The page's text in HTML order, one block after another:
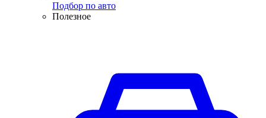
Подбор по авто
Полезное